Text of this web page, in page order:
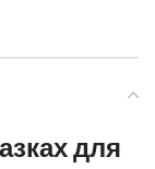
для